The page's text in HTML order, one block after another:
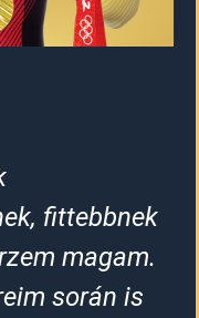
fittebbnek
magam.
során is